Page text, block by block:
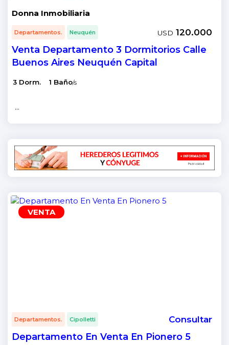
Donna Inmobiliaria
Departamentos. Neuquén USD 120.000
Venta Departamento 3 Dormitorios Calle
Buenos Aires Neuquén Capital
3 Dorm. 1 Baño/s
...
VENTA
Departamentos. Cipolletti Consultar
Departamento En Venta En Pionero 5